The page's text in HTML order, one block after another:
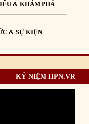
& KHÁM PHÁ
& SỰ KIỆN
KỶ NIỆM HPN.VR